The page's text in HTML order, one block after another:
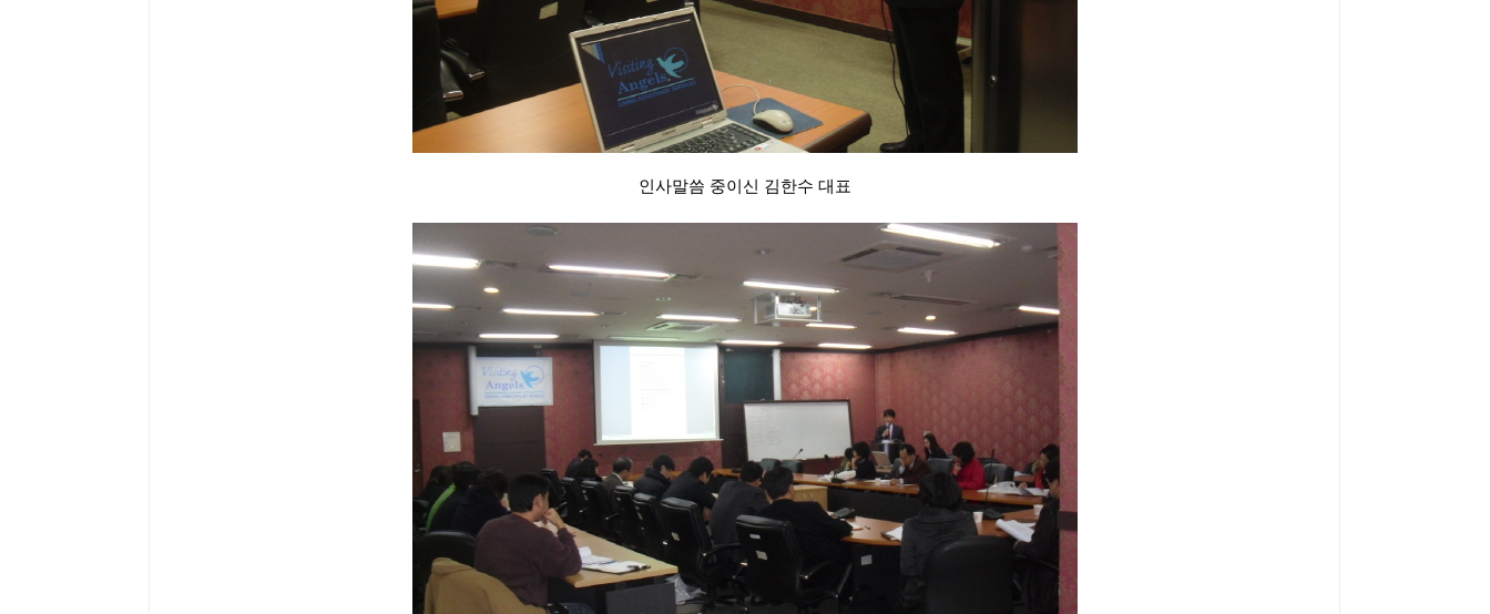
인사말씀 중이신 김한수 대표